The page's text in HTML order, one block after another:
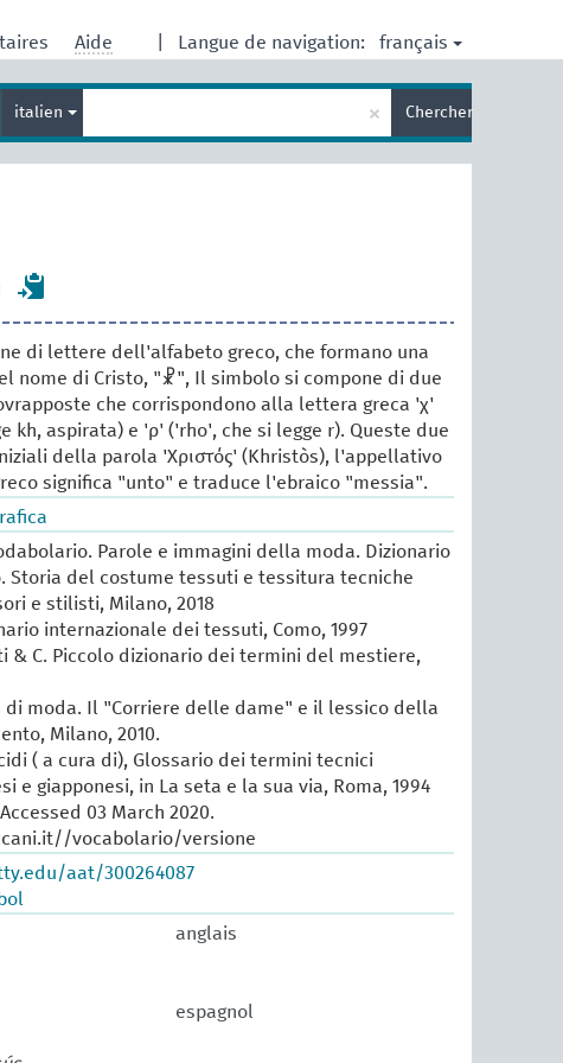
Langue de navigation: français
Aide
italien
terme
de
× Chercher
di lettere dell'alfabeto greco, che formano una
nome di Cristo, "☧", Il simbolo si compone di due
che corrispondono alla lettera greca 'χ'
kh, aspirata) e 'ρ' ('rho', che si legge r). Queste due
della parola 'Χριστός' (Khristòs), l'appellativo
significa "unto" e traduce l'ebraico "messia".
Parole e immagini della moda. Dizionario
Storia del costume tessuti e tessitura tecniche
e stilisti, Milano, 2018
internazionale dei tessuti, Como, 1997
& C. Piccolo dizionario dei termini del mestiere,
di moda. Il "Corriere delle dame" e il lessico della
Milano, 2010.
( a cura di), Glossario dei termini tecnici
e giapponesi, in La seta e la sua via, Roma, 1994
03 March 2020.
vocabolario/versione
aat/300264087
anglais
espagnol